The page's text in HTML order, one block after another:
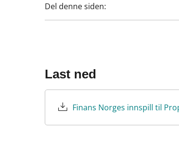
Del denne siden:
Last ned